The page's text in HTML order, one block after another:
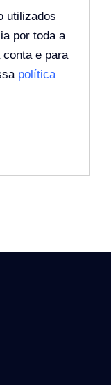
utilizados
por toda a
e para
política